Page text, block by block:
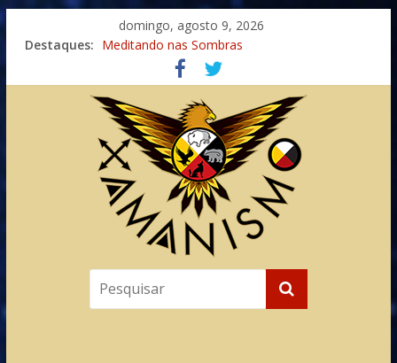
domingo, agosto 9, 2026
Destaques: Meditando nas Sombras
Autosuficiência: A Jornada do Espírito Ancestral
Xamanismo Universal
Totens – Caminho Espiritual – Crescimento
Imaginação na Cura